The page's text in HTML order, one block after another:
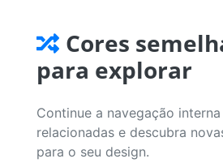
Cores
para explorar
Continue a navegação
relacionadas e descubra
para o seu design.